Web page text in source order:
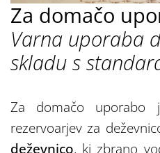
Za domačo
Varna uporaba
skladu s
Za domačo uporabo
rezervoarjev za
deževnico, ki zbrano